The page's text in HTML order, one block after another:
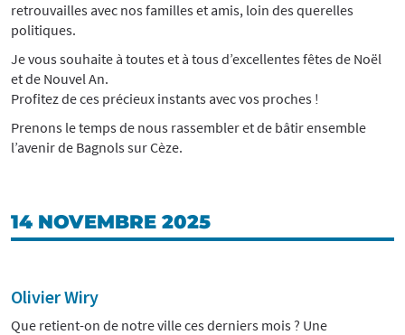
retrouvailles avec nos familles et amis, loin des querelles
politiques.
Je vous souhaite à toutes et à tous d’excellentes fêtes de Noël
et de Nouvel An.
Profitez de ces précieux instants avec vos proches !
Prenons le temps de nous rassembler et de bâtir ensemble
l’avenir de Bagnols sur Cèze.
14 NOVEMBRE 2025
Olivier Wiry
Que retient-on de notre ville ces derniers mois ? Une